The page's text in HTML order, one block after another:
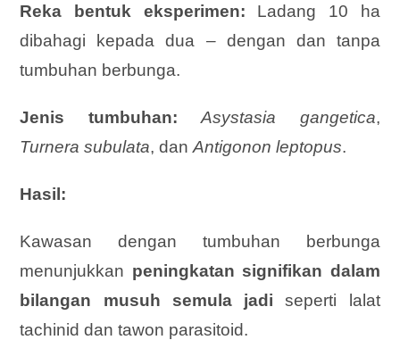
Reka bentuk eksperimen: Ladang 10 ha
dibahagi kepada dua – dengan dan tanpa
tumbuhan berbunga.
Jenis tumbuhan: Asystasia gangetica,
Turnera subulata, danAntigonon leptopus.
Hasil:
Kawasan dengan tumbuhan berbunga
menunjukkan peningkatan signifikan dalam
bilangan musuh semula jadi seperti lalat
tachinid dan tawon parasitoid.